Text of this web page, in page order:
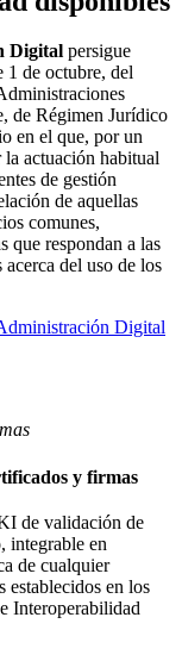
Digital persigue
1 de octubre, del
de Régimen Jurídico
en el que, por un
actuación habitual
de gestión
de aquellas
comunes,
que respondan a las
del uso de los
Digital
y firmas
de validación de
integrable en
de cualquier
en los
Interoperabilidad